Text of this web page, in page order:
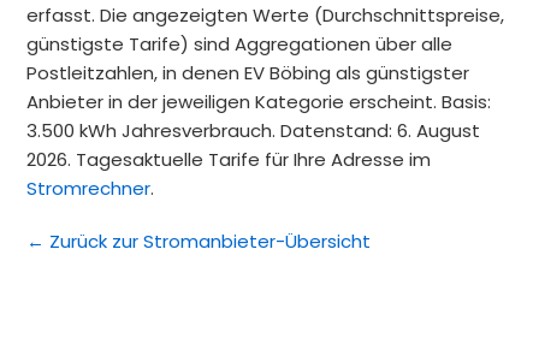
erfasst. Die angezeigten Werte (Durchschnittspreise,
günstigste Tarife) sind Aggregationen über alle
Postleitzahlen, in denen EV Böbing als günstigster
Anbieter in der jeweiligen Kategorie erscheint. Basis:
3.500 kWh Jahresverbrauch. Datenstand: 6. August
2026. Tagesaktuelle Tarife für Ihre Adresse im
Stromrechner.
← Zurück zur Stromanbieter-Übersicht